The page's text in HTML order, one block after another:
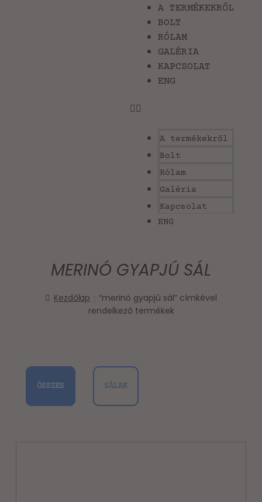
A TERMÉKEKRŐL
BOLT
RÓLAM
GALÉRIA
KAPCSOLAT
ENG
A termékekről
Bolt
Rólam
Galéria
Kapcsolat
ENG
MERINÓ GYAPJÚ SÁL
Kezdőlap
“merinó gyapjú sál” címkével
rendelkező termékek
ÖSSZES SÁLAK